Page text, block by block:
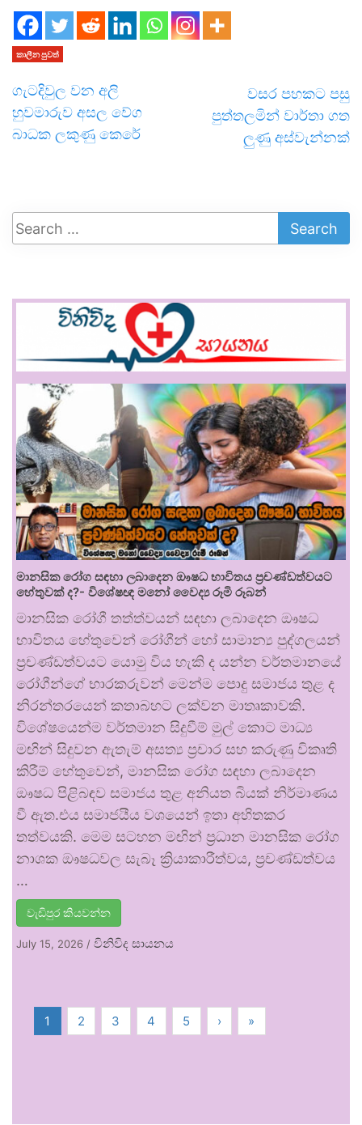
කාලීන පුවත්
ගැටදිවුල වන අලි
හුවමාරුව අසල වේග
බාධක ලකුණු කෙරේ
වසර පහකට පසු
පුත්තලමින් වාර්තා ගත
ලුණු අස්වැන්නක්
මානසික රෝග සඳහා ලබාදෙන ඖෂධ භාවිතය ප්‍රචණ්ඩත්වයට
හේතුවක් ද?- විශේෂඥ මනෝ වෛද්‍ය රූමි රූබන්
මානසික රෝගී තත්ත්වයන් සඳහා ලබාදෙන ඖෂධ
භාවිතය හේතුවෙන් රෝගීන් හෝ සාමාන්‍ය පුද්ගලයන්
ප්‍රචණ්ඩත්වයට යොමු විය හැකි ද යන්න වර්තමානයේ
රෝගීන්ගේ භාරකරුවන් මෙන්ම පොදු සමාජය තුළ ද
නිරන්තරයෙන් කතාබහට ලක්වන මාතෘකාවකි.
විශේෂයෙන්ම වර්තමාන සිදුවීම් මුල් කොට මාධ්‍ය
මඟින් සිදුවන ඇතැම් අසත්‍ය ප්‍රචාර සහ කරුණු විකෘති
කිරීම් හේතුවෙන්, මානසික රෝග සඳහා ලබාදෙන
ඖෂධ පිළිබඳව සමාජය තුළ අනියත බියක් නිර්මාණය
වී ඇත.එය සමාජයීය වශයෙන් ඉතා අහිතකර
තත්වයකි. මෙම සටහන මඟින් ප්‍රධාන මානසික රෝග
නාශක ඖෂධවල සැබෑ ක්‍රියාකාරීත්වය, ප්‍රචණ්ඩත්වය
…
වැඩිපුර කියවන්න
July 15, 2026 / විනිවිද සායනය
1 2 3 4 5 › »